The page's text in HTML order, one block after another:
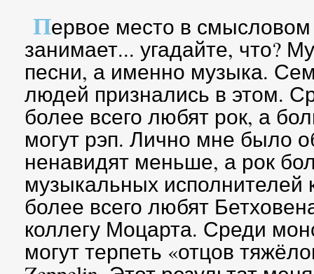
Первое место в смысловом
занимает... угадайте, что?
песни, а именно музыка.
людей признались в этом.
более всего любят рок, а
могут рэп. Лично мне было
ненавидят меньше, а рок
музыкальных исполнителей
более всего любят
коллегу Моцарта. Среди
могут терпеть «отцов